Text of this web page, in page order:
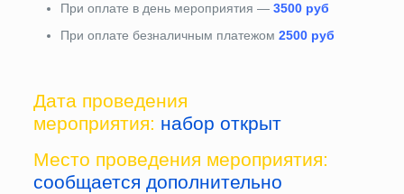
При оплате в день мероприятия — 3500 руб
При оплате безналичным платежом 2500 руб
Дата проведения
мероприятия: набор открыт
Место проведения мероприятия:
cообщается дополнительно